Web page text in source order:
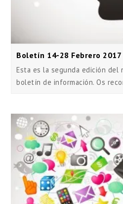
Boletín 14-28 Febrero 2017
Esta es la segunda edición del
boletín de información. Os